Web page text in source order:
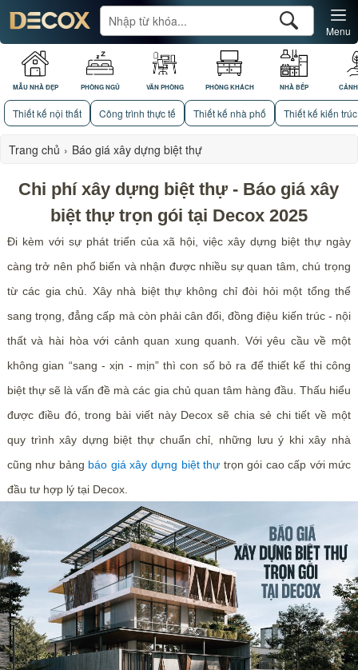
MẪU NHÀ ĐẸP PHÒNG NGỦ VĂN PHÒNG PHÒNG KHÁCH NHÀ BẾP
Menu
Thiết kế nội thất Công trình thực tế Thiết kế nhà phố Thiết kế kiến trúc
Trang chủ › Báo giá xây dựng biệt thự
Chi phí xây dựng biệt thự - Báo giá xây
biệt thự trọn gói tại Decox 2025
Đi kèm với sự phát triển của xã hội, việc xây dựng biệt thự ngày
càng trở nên phổ biến và nhận được nhiều sự quan tâm, chú trọng
từ các gia chủ. Xây nhà biệt thự không chỉ đòi hỏi một tổng thể
sang trọng, đẳng cấp mà còn phải cân đối, đồng điệu kiến trúc - nội
thất và hài hòa với cảnh quan xung quanh. Với yêu cầu về một
không gian “sang - xịn - mịn” thì con số bỏ ra để thiết kế thi công
biệt thự sẽ là vấn đề mà các gia chủ quan tâm hàng đầu. Thấu hiểu
được điều đó, trong bài viết này Decox sẽ chia sẻ chi tiết về một
quy trình xây dựng biệt thự chuẩn chỉ, những lưu ý khi xây nhà
cũng như bảng báo giá xây dựng biệt thự trọn gói cao cấp với mức
đầu tư hợp lý tại Decox.